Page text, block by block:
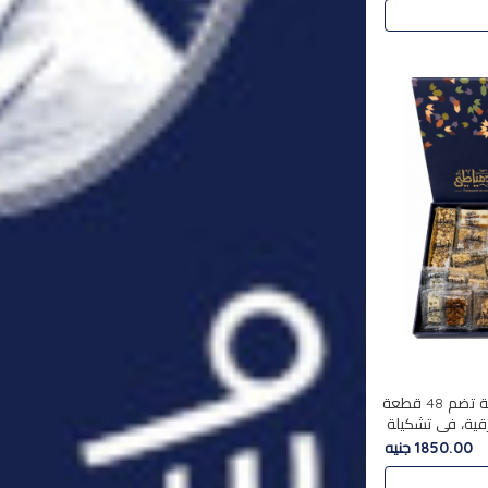
استمتع بتجربة فاخرة مع علبة تضم 48 قطعة
في تشكيلة
1850.00 جنيه